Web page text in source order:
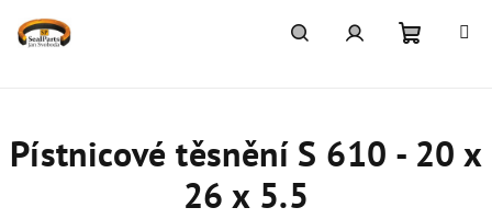
Pístnicové těsnění S 610 - 20 x
26 x 5.5